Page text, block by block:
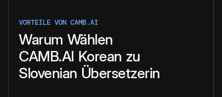
VORTEILE VON CAMB.AI
Warum Wählen
CAMB.AI Korean zu
Slovenian Übersetzerin